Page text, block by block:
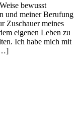
bewusst
und meiner Berufung
Zuschauer meines
eigenen Leben zu
Ich habe mich mit